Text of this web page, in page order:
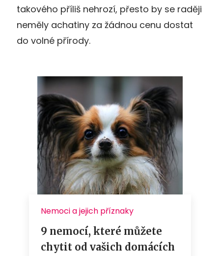
takového příliš nehrozí, přesto by se raději
neměly achatiny za žádnou cenu dostat
do volné přírody.